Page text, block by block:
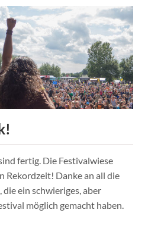
fertig. Die Festivalwiese
Rekordzeit! Danke an all die
ein schwieriges, aber
möglich gemacht haben.